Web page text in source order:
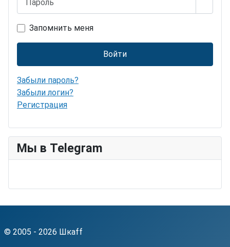
Запомнить меня
Войти
Забыли пароль?
Забыли логин?
Регистрация
Мы в Telegram
© 2005 - 2026 Шкаff